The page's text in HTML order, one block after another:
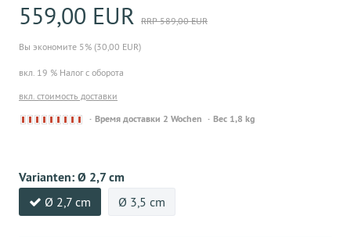
559,00 EUR RRP 589,00 EUR
Вы экономите 5% (30,00 EUR)
вкл. 19 % Налог с оборота
вкл. стоимость доставки
Derzeit
Время доставки 2 Wochen Вес 1,8 kg
Varianten:Ø 2,7 cm
Ø 2,7 cm Ø 3,5 cm